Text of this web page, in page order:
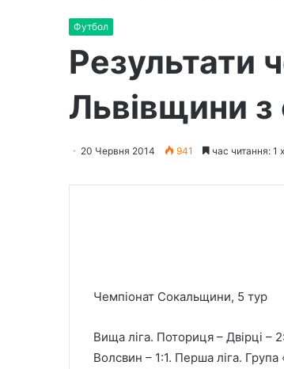
Футбол
Результати
Львівщини
20 Червня 2014 941 час читання: 1
Чемпіонат Сокальщини, 5 тур
Вища ліга. Поториця – Двірці –
Волсвин – 1:1. Перша ліга.